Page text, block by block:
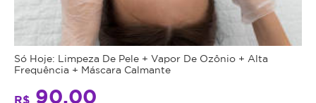
Só Hoje: Limpeza De Pele + Vapor De Ozônio + Alta
Frequência + Máscara Calmante
R$ 90,00